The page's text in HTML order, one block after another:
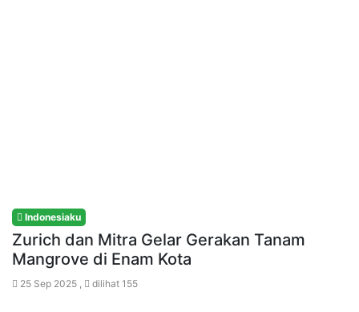
Indonesiaku
Zurich dan Mitra Gelar Gerakan Tanam
Mangrove di Enam Kota
25 Sep 2025 , dilihat 155